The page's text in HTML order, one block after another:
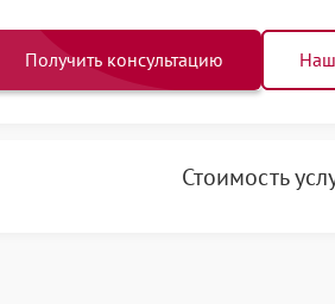
Получить консультацию
Стоимость